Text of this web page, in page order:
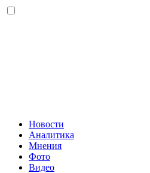
Новости
Аналитика
Мнения
Фото
Видео